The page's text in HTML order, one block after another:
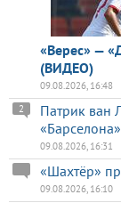
«Верес» —
(ВИДЕО)
09.08.2026, 16:48
Патрик ван
«Барселона»
2
09.08.2026, 16:31
«Шахтёр»
09.08.2026, 16:10